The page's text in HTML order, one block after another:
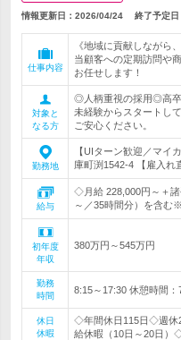
情報更新日：2026/04/24 終了予定日
仕事内容
《地域に貢献しながら
当顧客への定期訪問や
お任せします！
対象と
なる方
◎人柄重視の採用◎高
未経験からスタートし
ご安心ください。
勤務地
【UIターン歓迎／マイ
庫町渕1542-4 【雇入れ
給与
◇月給 228,000円～＋
～／35時間分）を含
初年度
年収
380万円～545万円
勤務
時間
8:15～17:30 休憩時間
休日
休暇
◇年間休日115日◇週
給休暇（10日～20日